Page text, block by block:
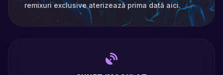
remixuri exclusive aterizează prima dată aici.